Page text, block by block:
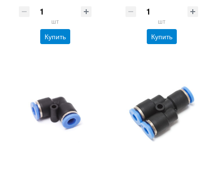
шт
Купить
шт
Купить